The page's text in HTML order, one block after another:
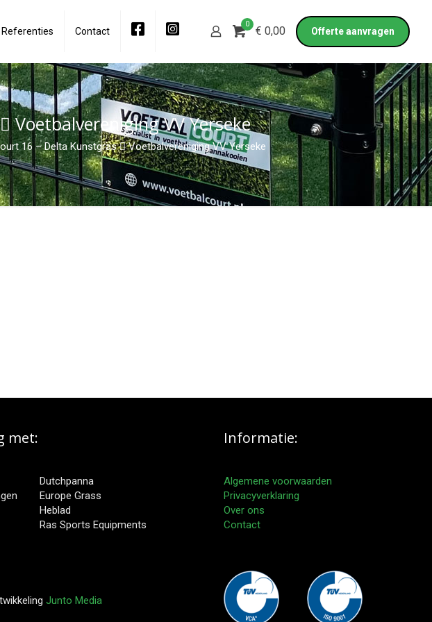
Referenties Contact
0
€ 0,00 Offerte aanvragen
Voetbalvereniging VV Yerseke
16 – Delta Kunstgras  Voetbalvereniging VV Yerseke
met:
Dutchpanna
Europe Grass
Heblad
Ras Sports Equipments
Informatie:
Algemene voorwaarden
Privacyverklaring
Over ons
Contact
Junto Media